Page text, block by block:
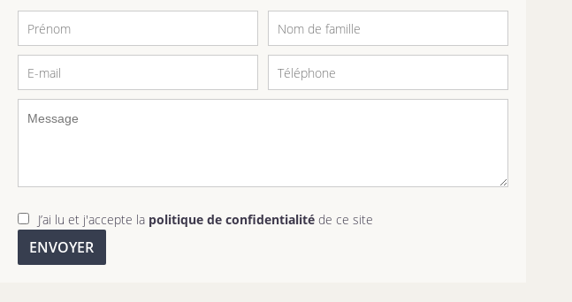
J’ai lu et j'accepte la politique de confidentialitéde ce site
ENVOYER